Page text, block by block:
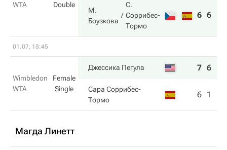
WTA
Double
М.
Боузкова
С.
Соррибес-
Тормо
6 6
01.07, 18:45
Wimbledon
WTA
Female
Single
Джессика Пегула 7 6
Сара Соррибес-
Тормо
6 1
Магда Линетт